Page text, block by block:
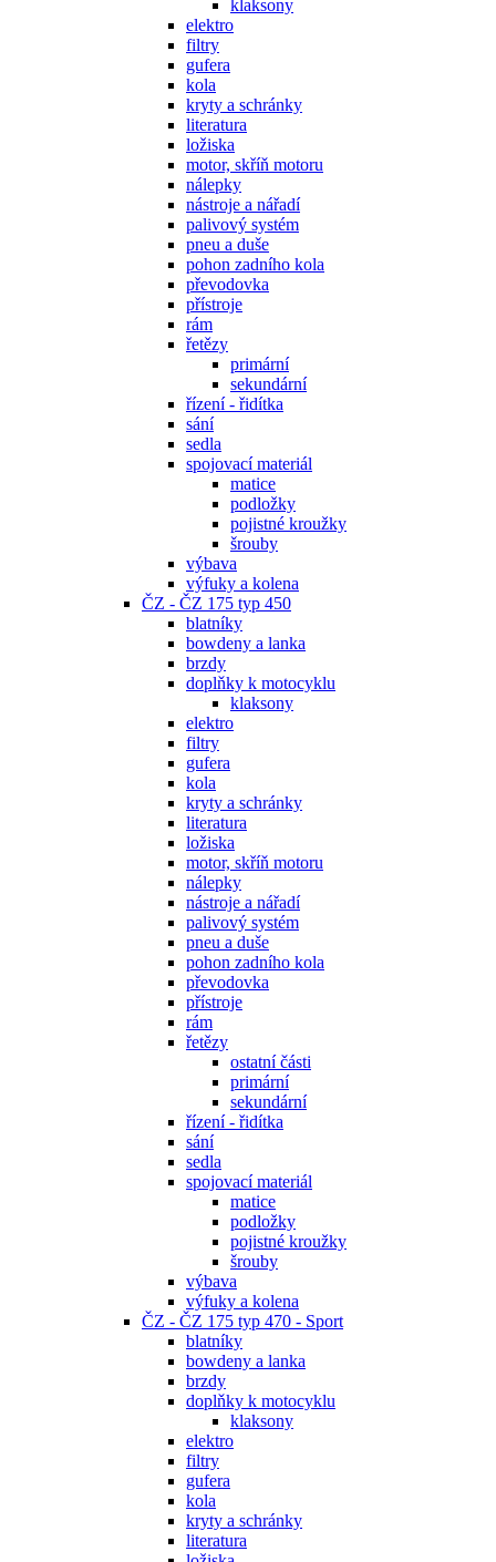
klaksony
elektro
filtry
gufera
kola
kryty a schránky
literatura
ložiska
motor, skříň motoru
nálepky
nástroje a nářadí
palivový systém
pneu a duše
pohon zadního kola
převodovka
přístroje
rám
řetězy
primární
sekundární
řízení - řidítka
sání
sedla
spojovací materiál
matice
podložky
pojistné kroužky
šrouby
výbava
výfuky a kolena
ČZ - ČZ 175 typ 450
blatníky
bowdeny a lanka
brzdy
doplňky k motocyklu
klaksony
elektro
filtry
gufera
kola
kryty a schránky
literatura
ložiska
motor, skříň motoru
nálepky
nástroje a nářadí
palivový systém
pneu a duše
pohon zadního kola
převodovka
přístroje
rám
řetězy
ostatní části
primární
sekundární
řízení - řidítka
sání
sedla
spojovací materiál
matice
podložky
pojistné kroužky
šrouby
výbava
výfuky a kolena
ČZ - ČZ 175 typ 470 - Sport
blatníky
bowdeny a lanka
brzdy
doplňky k motocyklu
klaksony
elektro
filtry
gufera
kola
kryty a schránky
literatura